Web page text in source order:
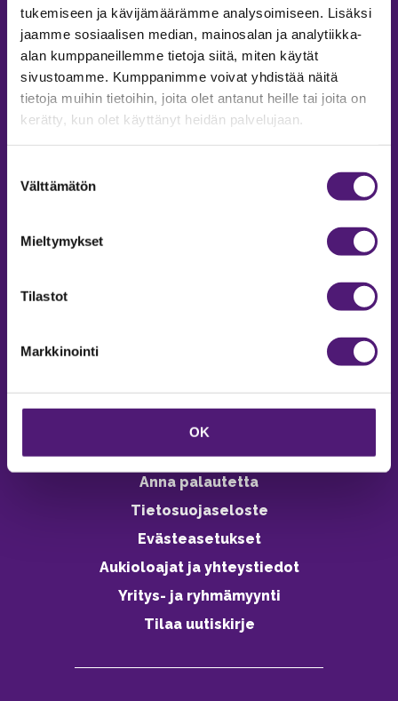
tukemiseen ja kävijämäärämme analysoimiseen. Lisäksi
jaamme sosiaalisen median, mainosalan ja analytiikka-
alan kumppaneillemme tietoja siitä, miten käytät
sivustoamme. Kumppanimme voivat yhdistää näitä
tietoja muihin tietoihin, joita olet antanut heille tai joita on
kerätty, kun olet käyttänyt heidän palvelujaan.
valinta
Välttämätön
Mieltymykset
Tilastot
Markkinointi
OK
MAJOITUS
Tiedustelut & Varaukset
Vastuullisuus
Ympäristöohjelma
Avoimet työpaikat
Anna palautetta
Tietosuojaseloste
Evästeasetukset
Aukioloajat ja yhteystiedot
Yritys- ja ryhmämyynti
Tilaa uutiskirje